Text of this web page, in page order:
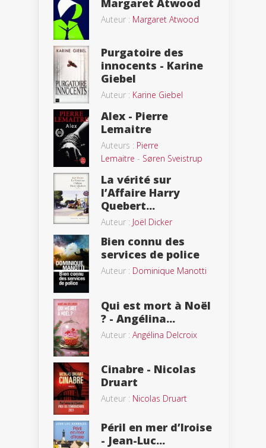
Margaret Atwood
Auteur : Margaret Atwood
Purgatoire des
innocents - Karine
Giebel
Auteur : Karine Giebel
Alex - Pierre
Lemaitre
Auteurs : Pierre
Lemaitre - Søren Sveistrup
La vérité sur
l’Affaire Harry
Quebert...
Auteur : Joël Dicker
Bien connu des
services de police
Auteur : Dominique Manotti
Qui est mort à Noël
? - Angélina...
Auteur : Angélina Delcroix
Cinabre - Nicolas
Druart
Auteur : Nicolas Druart
Péril en mer d’Iroise
- Jean-Luc...